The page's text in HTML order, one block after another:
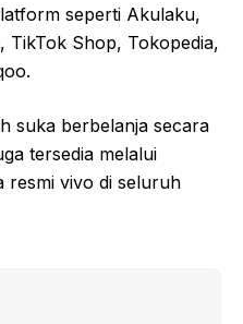
seperti Akulaku,
TikTok Shop, Tokopedia,
suka berbelanja secara
tersedia melalui
resmi vivo di seluruh